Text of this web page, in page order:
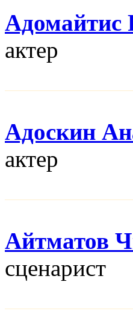
Адомайтис
актер
Адоскин
актер
Айтматов
сценарист